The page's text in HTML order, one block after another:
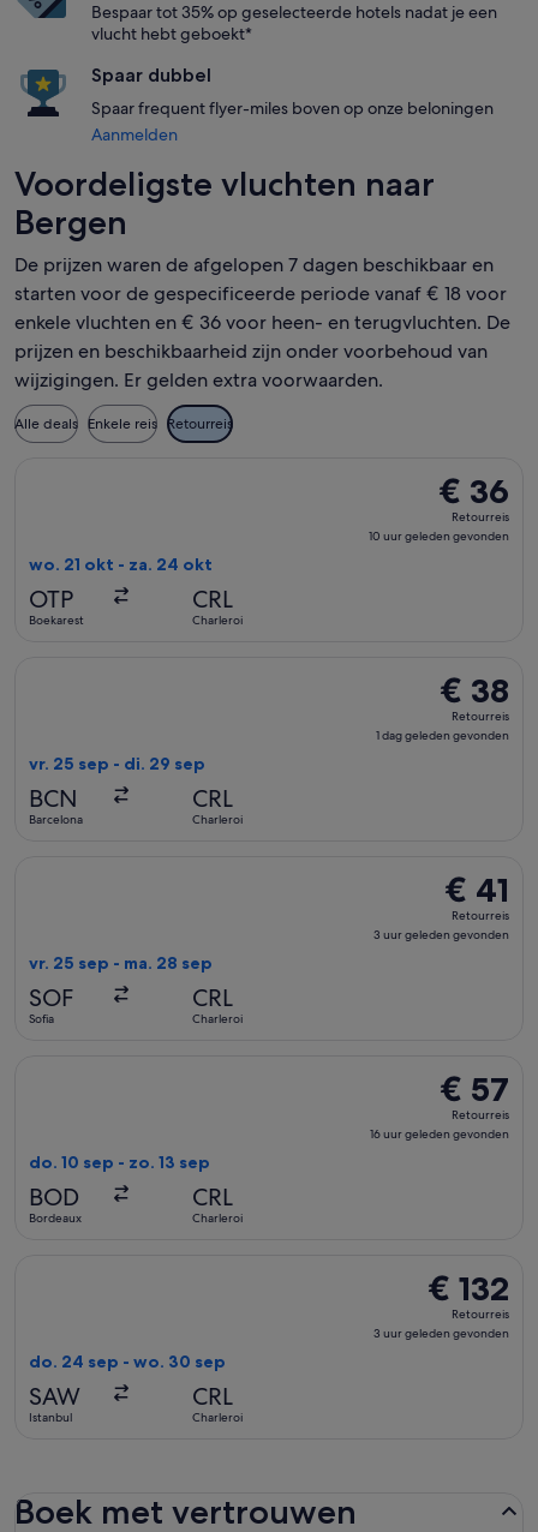
Bespaar tot 35% op geselecteerde hotels nadat je een
vlucht hebt geboekt*
Spaar dubbel
Spaar frequent flyer-miles boven op onze beloningen
Aanmelden
Voordeligste vluchten naar
Bergen
De prijzen waren de afgelopen 7 dagen beschikbaar en
starten voor de gespecificeerde periode vanaf € 18 voor
enkele vluchten en € 36 voor heen- en terugvluchten. De
prijzen en beschikbaarheid zijn onder voorbehoud van
wijzigingen. Er gelden extra voorwaarden.
Alle deals Enkele reis Retourreis
€ 36
Retourreis,
10
€ 36
Retourreis
10 uur geleden gevonden
wo. 21 okt - za. 24 okt
OTP
Boekarest
CRL
Charleroi
€ 38
Retourreis,
1
€ 38
Retourreis
1 dag geleden gevonden
vr. 25 sep - di. 29 sep
BCN
Barcelona
CRL
Charleroi
€ 41
Retourreis,
3
€ 41
Retourreis
3 uur geleden gevonden
vr. 25 sep - ma. 28 sep
SOF
Sofia
CRL
Charleroi
€ 57
Retourreis,
16
€ 57
Retourreis
16 uur geleden gevonden
do. 10 sep - zo. 13 sep
BOD
Bordeaux
CRL
Charleroi
€ 132
Retourreis,
3
€ 132
Retourreis
3 uur geleden gevonden
do. 24 sep - wo. 30 sep
SAW
Istanbul
CRL
Charleroi
Boek met vertrouwen